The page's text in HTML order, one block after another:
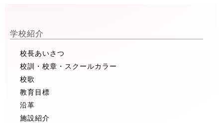
学校紹介
校長あいさつ
校訓・校章・スクールカラー
校歌
教育目標
沿革
施設紹介